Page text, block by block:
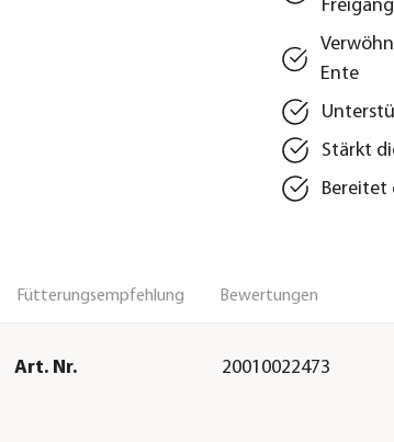
Ente
Stärkt
Bereitet
Fütterungsempfehlung Bewertungen
Art. Nr. 20010022473